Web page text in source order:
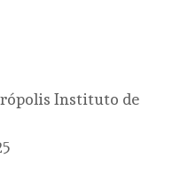
Instituto de